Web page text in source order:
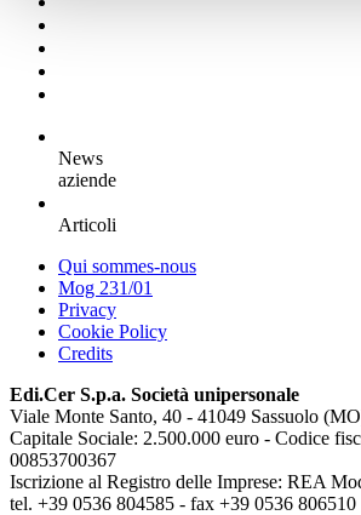
News
aziende
Articoli
Qui sommes-nous
Mog 231/01
Privacy
Cookie Policy
Credits
Edi.Cer S.p.a. Società unipersonale
Viale Monte Santo, 40 - 41049 Sassuolo
Capitale Sociale: 2.500.000 euro - Codice
00853700367
Iscrizione al Registro delle Imprese: REA
tel. +39 0536 804585 - fax +39 0536 806510